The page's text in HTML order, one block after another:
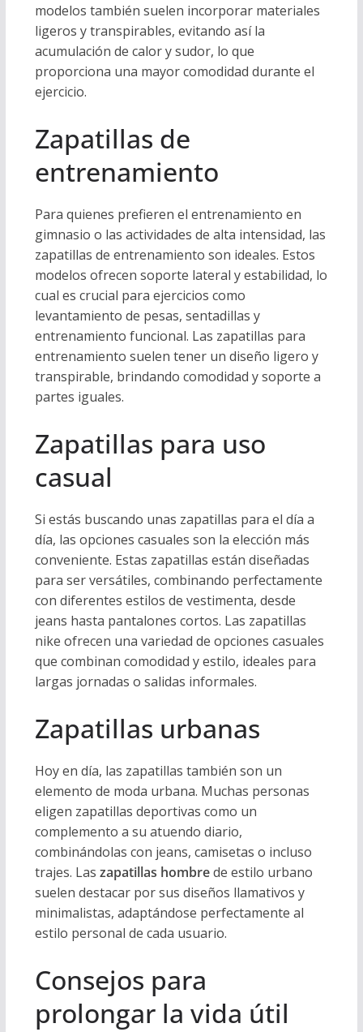
modelos también suelen incorporar materiales
ligeros y transpirables, evitando así la
acumulación de calor y sudor, lo que
proporciona una mayor comodidad durante el
ejercicio.
Zapatillas de
entrenamiento
Para quienes prefieren el entrenamiento en
gimnasio o las actividades de alta intensidad, las
zapatillas de entrenamiento son ideales. Estos
modelos ofrecen soporte lateral y estabilidad, lo
cual es crucial para ejercicios como
levantamiento de pesas, sentadillas y
entrenamiento funcional. Las zapatillas para
entrenamiento suelen tener un diseño ligero y
transpirable, brindando comodidad y soporte a
partes iguales.
Zapatillas para uso
casual
Si estás buscando unas zapatillas para el día a
día, las opciones casuales son la elección más
conveniente. Estas zapatillas están diseñadas
para ser versátiles, combinando perfectamente
con diferentes estilos de vestimenta, desde
jeans hasta pantalones cortos. Las zapatillas
nike ofrecen una variedad de opciones casuales
que combinan comodidad y estilo, ideales para
largas jornadas o salidas informales.
Zapatillas urbanas
Hoy en día, las zapatillas también son un
elemento de moda urbana. Muchas personas
eligen zapatillas deportivas como un
complemento a su atuendo diario,
combinándolas con jeans, camisetas o incluso
trajes. Las zapatillas hombrede estilo urbano
suelen destacar por sus diseños llamativos y
minimalistas, adaptándose perfectamente al
estilo personal de cada usuario.
Consejos para
prolongar la vida útil